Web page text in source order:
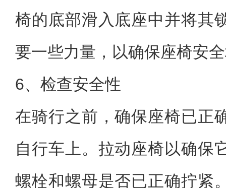
椅的底部滑入底座中并将其
要一些力量，以确保座椅安
6、检查安全性
在骑行之前，确保座椅已正
自行车上。拉动座椅以确保
螺栓和螺母是否已正确拧紧